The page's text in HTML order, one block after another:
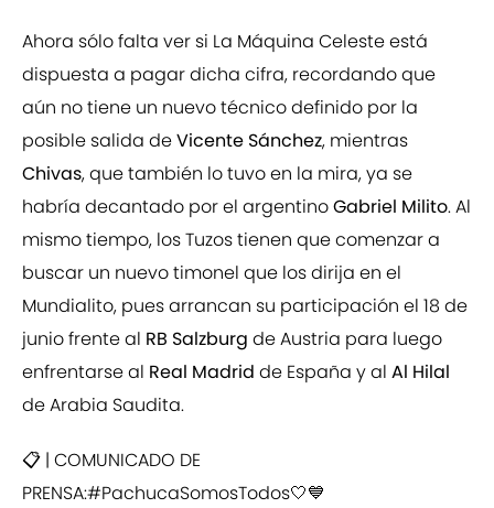
Ahora sólo falta ver si La Máquina Celeste está
dispuesta a pagar dicha cifra, recordando que
aún no tiene un nuevo técnico definido por la
posible salida deVicente Sánchez, mientras
Chivas, que también lo tuvo en la mira, ya se
habría decantado por el argentinoGabriel Milito. Al
mismo tiempo, los Tuzos tienen que comenzar a
buscar un nuevo timonel que los dirija en el
Mundialito, pues arrancan su participación el 18 de
junio frente al RB Salzburg de Austria para luego
enfrentarse al Real Madrid de España y al Al Hilal
de Arabia Saudita.
📋 | COMUNICADO DE
PRENSA:#PachucaSomosTodos🤍💙